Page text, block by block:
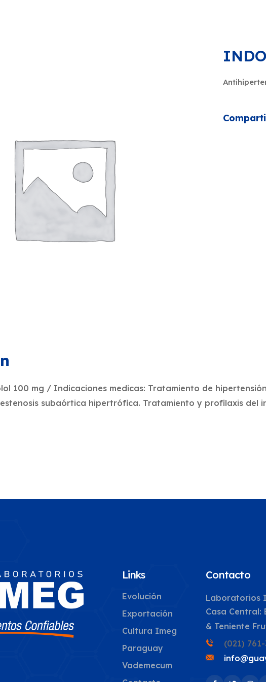
100 mg / Indicaciones medicas: Tratamiento de
subaórtica hipertrófica. Tratamiento y profilaxis del
Links
Evolución
Exportación
Cultura Imeg
Paraguay
Vademecum
Contacto
Laboratorios
Casa Central:
& Teniente
(021) 761-